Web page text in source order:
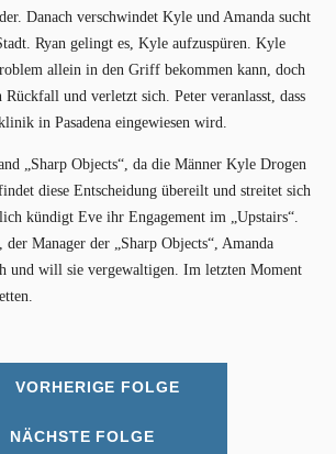
Danach verschwindet Kyle und Amanda sucht
Ryan gelingt es, Kyle aufzuspüren. Kyle
allein in den Griff bekommen kann, doch
Rückfall und verletzt sich. Peter veranlasst, dass
in Pasadena eingewiesen wird.
„Sharp Objects“, da die Männer Kyle Drogen
diese Entscheidung übereilt und streitet sich
kündigt Eve ihr Engagement im „Upstairs“.
Manager der „Sharp Objects“, Amanda
und will sie vergewaltigen. Im letzten Moment
VORHERIGE FOLGE
NÄCHSTE FOLGE